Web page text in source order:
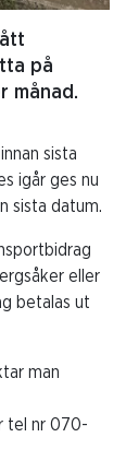
på
månad.
sista
igår ges nu
sista datum.
eller
betalas ut
man
tel nr 070-